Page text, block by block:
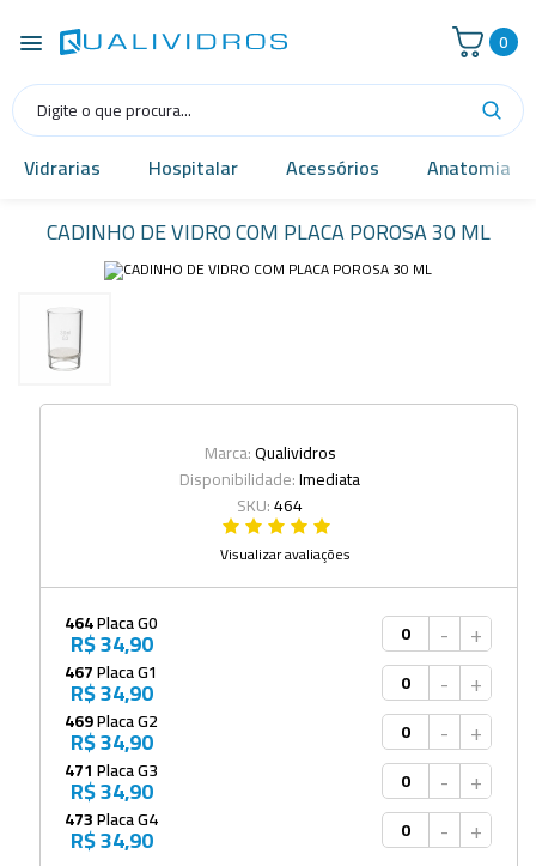
0
Vidrarias Hospitalar Acessórios Anatomia
CADINHO DE VIDRO COM PLACA POROSA 30 ML
Marca:Qualividros
Disponibilidade:Imediata
SKU:464
Visualizar avaliações
464Placa G0
R$ 34,90 - +
467Placa G1
R$ 34,90 - +
469Placa G2
R$ 34,90 - +
471Placa G3
R$ 34,90 - +
473Placa G4
R$ 34,90 - +